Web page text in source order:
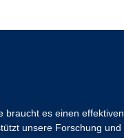
braucht es einen effektiven
unsere Forschung und